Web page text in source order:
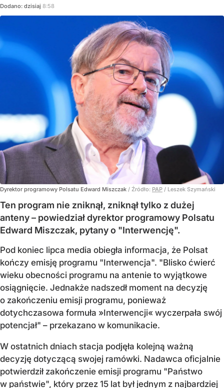
Dodano: dzisiaj 8:58
Dyrektor programowy Polsatu Edward Miszczak / Źródło: PAP / Leszek Szymański
Ten program nie zniknął, zniknął tylko z dużej
anteny – powiedział dyrektor programowy Polsatu
Edward Miszczak, pytany o "Interwencję".
Pod koniec lipca media obiegła informacja, że Polsat
kończy emisję programu "Interwencja". "Blisko ćwierć
wieku obecności programu na antenie to wyjątkowe
osiągnięcie. Jednakże nadszedł moment na decyzję
o zakończeniu emisji programu, ponieważ
dotychczasowa formuła »Interwencji« wyczerpała swój
potencjał" – przekazano w komunikacie.
W ostatnich dniach stacja podjęła kolejną ważną
decyzję dotyczącą swojej ramówki. Nadawca oficjalnie
potwierdził zakończenie emisji programu "Państwo
w państwie", który przez 15 lat był jednym z najbardziej